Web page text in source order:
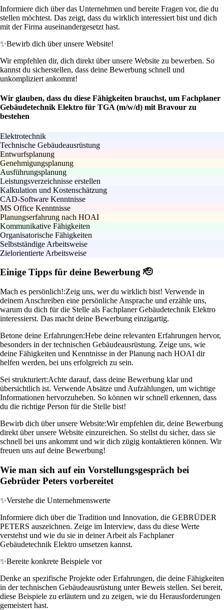
Informiere dich über das Unternehmen und bereite Fragen vor, die du
stellen möchtest. Das zeigt, dass du wirklich interessiert bist und dich
mit der Firma auseinandergesetzt hast.
✨Bewirb dich über unsere Website!
Wir empfehlen dir, dich direkt über unsere Website zu bewerben. So
kannst du sicherstellen, dass deine Bewerbung schnell und
unkompliziert ankommt!
Wir glauben, dass du diese Fähigkeiten brauchst, um Fachplaner
Gebäudetechnik Elektro für TGA (m/w/d) mit Bravour zu
bestehen
Elektrotechnik
Technische Gebäudeausrüstung
Entwurfsplanung
Genehmigungsplanung
Ausführungsplanung
Leistungsverzeichnisse erstellen
Kalkulation und Kostenschätzung
CAD-Software Kenntnisse
MS Office Kenntnisse
Planungserfahrung nach HOAI
Kommunikative Fähigkeiten
Organisatorische Fähigkeiten
Selbstständige Arbeitsweise
Zielorientierte Arbeitsweise
Einige Tipps für deine Bewerbung 🫡
Mach es persönlich!:Zeig uns, wer du wirklich bist! Verwende in
deinem Anschreiben eine persönliche Ansprache und erzähle uns,
warum du dich für die Stelle als Fachplaner Gebäudetechnik Elektro
interessierst. Das macht deine Bewerbung einzigartig.
Betone deine Erfahrungen:Hebe deine relevanten Erfahrungen hervor,
besonders in der technischen Gebäudeausrüstung. Zeige uns, wie
deine Fähigkeiten und Kenntnisse in der Planung nach HOAI dir
helfen werden, bei uns erfolgreich zu sein.
Sei strukturiert:Achte darauf, dass deine Bewerbung klar und
übersichtlich ist. Verwende Absätze und Aufzählungen, um wichtige
Informationen hervorzuheben. So können wir schnell erkennen, dass
du die richtige Person für die Stelle bist!
Bewirb dich über unsere Website:Wir empfehlen dir, deine Bewerbung
direkt über unsere Website einzureichen. So stellst du sicher, dass sie
schnell bei uns ankommt und wir dich zügig kontaktieren können. Wir
freuen uns auf deine Bewerbung!
Wie man sich auf ein Vorstellungsgespräch bei
Gebrüder Peters vorbereitet
✨Verstehe die Unternehmenswerte
Informiere dich über die Tradition und Innovation, die GEBRÜDER
PETERS auszeichnen. Zeige im Interview, dass du diese Werte
verstehst und wie du sie in deiner Arbeit als Fachplaner
Gebäudetechnik Elektro umsetzen kannst.
✨Bereite konkrete Beispiele vor
Denke an spezifische Projekte oder Erfahrungen, die deine Fähigkeiten
in der technischen Gebäudeausrüstung unter Beweis stellen. Sei bereit,
diese Beispiele zu erläutern und zu zeigen, wie du Herausforderungen
gemeistert hast.